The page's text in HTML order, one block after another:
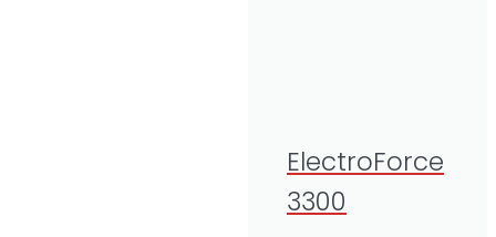
ElectroForce
3300